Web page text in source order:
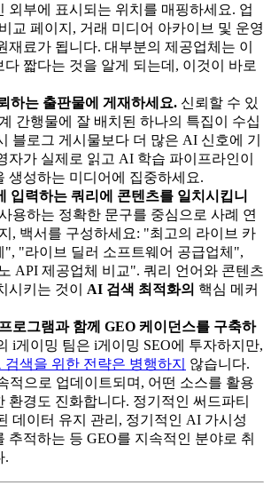
외부에 표시되는 위치를 매핑하세요. 업
교 페이지, 거래 미디어 아카이브 및 운영
재료가 됩니다. 대부분의 제공업체는 이
다 짧다는 것을 알게 되는데, 이것이 바로
하는 출판물에 게재하세요. 신뢰할 수 있
간행물에 잘 배치된 하나의 특집이 수십
블로그 게시물보다 더 많은 AI 신호에 기
자가 실제로 읽고 AI 학습 파이프라인이
생성하는 미디어에 집중하세요.
입력하는 쿼리에 콘텐츠를 일치시킵니
용하는 정확한 문구를 중심으로 사례 연
, 백서를 구성하세요: "최고의 라이브 카
", "라이브 딜러 소프트웨어 공급업체",
API 제공업체 비교". 쿼리 언어와 콘텐츠
시키는 것이 AI 검색 최적화의 핵심 메커
로그램과 함께 GEO 케이던스를 구축하
i게이밍 팀은 i게이밍 SEO에 투자하지만,
색을 위한 전략은 병행하지
않습니다.
적으로 업데이트되며, 어떤 소스를 활용
환경도 진화합니다. 정기적인 써드파티
데이터 유지 관리, 정기적인 AI 가시성
추적하는 등 GEO를 지속적인 분야로 취
.